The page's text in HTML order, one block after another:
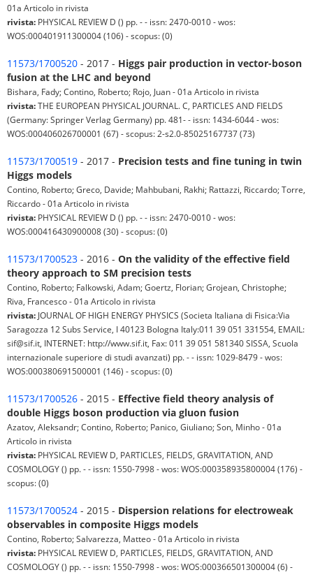
01a Articolo in rivista
rivista: PHYSICAL REVIEW D () pp. - - issn: 2470-0010 - wos:
WOS:000401911300004 (106) - scopus: (0)
11573/1700520 - 2017 - Higgs pair production in vector-boson
fusion at the LHC and beyond
Bishara, Fady; Contino, Roberto; Rojo, Juan - 01a Articolo in rivista
rivista:THE EUROPEAN PHYSICAL JOURNAL. C, PARTICLES AND FIELDS
(Germany: Springer Verlag Germany) pp. 481- - issn: 1434-6044 - wos:
WOS:000406026700001 (67) - scopus: 2-s2.0-85025167737 (73)
11573/1700519 - 2017 - Precision tests and fine tuning in twin
Higgs models
Contino, Roberto; Greco, Davide; Mahbubani, Rakhi; Rattazzi, Riccardo; Torre,
Riccardo - 01a Articolo in rivista
rivista: PHYSICAL REVIEW D () pp. - - issn: 2470-0010 - wos:
WOS:000416430900008 (30) - scopus: (0)
11573/1700523 - 2016 - On the validity of the effective field
theory approach to SM precision tests
Contino, Roberto; Falkowski, Adam; Goertz, Florian; Grojean, Christophe;
Riva, Francesco - 01a Articolo in rivista
rivista: JOURNAL OF HIGH ENERGY PHYSICS (Societa Italiana di Fisica:Via
Saragozza 12 Subs Service, I 40123 Bologna Italy:011 39 051 331554, EMAIL:
sif@sif.it, INTERNET: http://www.sif.it, Fax: 011 39 051 581340 SISSA, Scuola
internazionale superiore di studi avanzati) pp. - - issn: 1029-8479 - wos:
WOS:000380691500001 (146) - scopus: (0)
11573/1700526 - 2015 - Effective field theory analysis of
double Higgs boson production via gluon fusion
Azatov, Aleksandr; Contino, Roberto; Panico, Giuliano; Son, Minho - 01a
Articolo in rivista
rivista: PHYSICAL REVIEW D, PARTICLES, FIELDS, GRAVITATION, AND
COSMOLOGY () pp. - - issn: 1550-7998 - wos: WOS:000358935800004 (176) -
scopus: (0)
11573/1700524 - 2015 - Dispersion relations for electroweak
observables in composite Higgs models
Contino, Roberto; Salvarezza, Matteo - 01a Articolo in rivista
rivista: PHYSICAL REVIEW D, PARTICLES, FIELDS, GRAVITATION, AND
COSMOLOGY () pp. - - issn: 1550-7998 - wos: WOS:000366501300004 (6) -